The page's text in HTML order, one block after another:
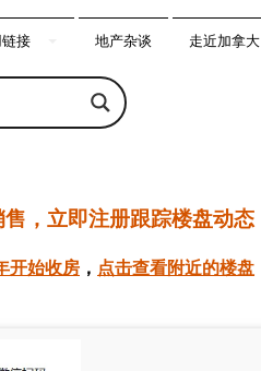
接 地产杂谈 走近加拿大
，立即注册跟踪楼盘动态
开始收房 ， 点击查看附近的楼盘